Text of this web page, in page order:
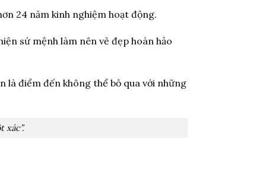
24 năm kinh nghiệm hoạt động.
sứ mệnh làm nên vẻ đẹp hoàn hảo
là điểm đến không thể bỏ qua với những
xác”.